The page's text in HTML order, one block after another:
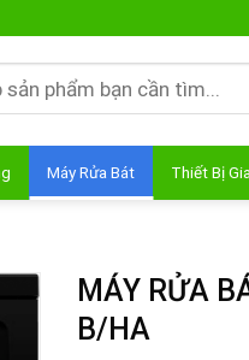
Máy Rửa Bát Thiết Bị
MÁY RỬA
B/HA